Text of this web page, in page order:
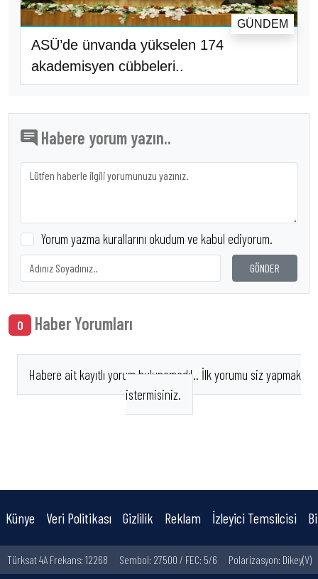
ASÜ’de ünvanda yükselen 174
akademisyen cübbeleri..
GÜNDEM
Habere yorum yazın..
Yorum yazma kurallarını okudum ve kabul ediyorum.
GÖNDER
0 Haber Yorumları
Habere ait kayıtlı yorum bulunamadı!.. İlk yorumu siz yapmak
istermisiniz.
Künye Veri Politikası Gizlilik Reklam İzleyici Temsilcisi
Türksat 4A Frekans: 12268 Sembol: 27500 / FEC: 5/6 Polarizasyon: Dikey(V)